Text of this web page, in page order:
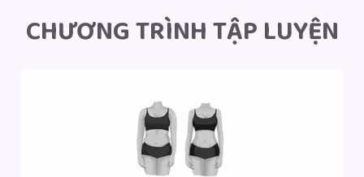
CHƯƠNG TRÌNH TẬP LUYỆN